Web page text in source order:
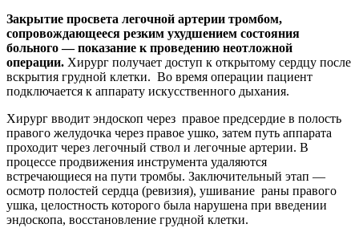
Закрытие просвета легочной артерии тромбом,
сопровождающееся резким ухудшением состояния
больного — показание к проведению неотложной
операции. Хирург получает доступ к открытому сердцу после
вскрытия грудной клетки. Во время операции пациент
подключается к аппарату искусственного дыхания.
Хирург вводит эндоскоп через правое предсердие в полость
правого желудочка через правое ушко, затем путь аппарата
проходит через легочный ствол и легочные артерии. В
процессе продвижения инструмента удаляются
встречающиеся на пути тромбы. Заключительный этап —
осмотр полостей сердца (ревизия), ушивание раны правого
ушка, целостность которого была нарушена при введении
эндоскопа, восстановление грудной клетки.